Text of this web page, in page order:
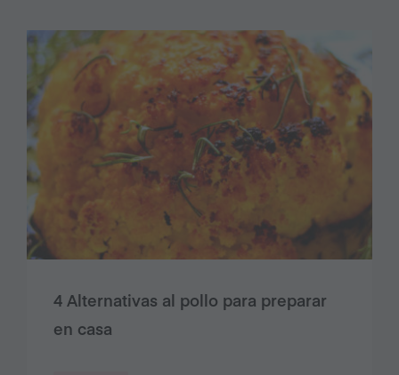
4 Alternativas al pollo para preparar
en casa